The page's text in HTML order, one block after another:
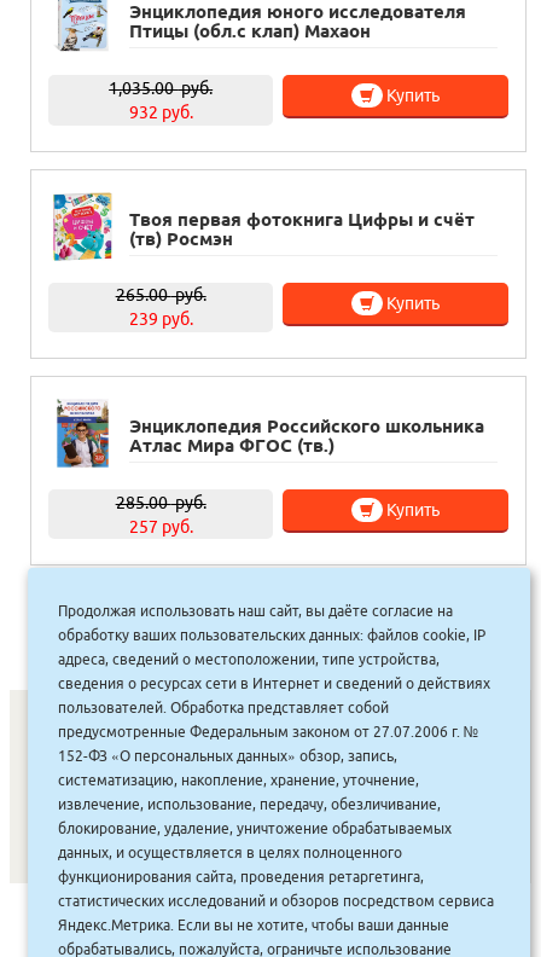
Энциклопедия юного исследователя
Птицы (обл.с клап) Махаон
1,035.00руб.
932 руб.
Купить
Твоя первая фотокнига Цифры и счёт
(тв) Росмэн
265.00руб.
239 руб.
Купить
Энциклопедия Российского школьника
Атлас Мира ФГОС (тв.)
285.00руб.
257 руб.
Купить
1 2 3 4 … 15 16 17 »
СОНУННАР|КОМПАНИЯ ТУҺУНАН| МАҔАҺЫЫННАР
АКЦИЯЛАР|ДИСКОНТНАЙ СИСТЕМА|ЮРИДИЧЕСКАЙ
ВАКАНСИЯЛАР|
САЙТ СОЗДАН:
. ИНФОРМАЦИОННЫЕ
ТЕХНОЛОГИИ
Продолжая использовать наш сайт, вы даёте согласие на
обработку ваших пользовательских данных: файлов cookie, IP
адреса, сведений о местоположении, типе устройства,
сведения о ресурсах сети в Интернет и сведений о действиях
пользователей. Обработка представляет собой
предусмотренные Федеральным законом от 27.07.2006 г. №
152-ФЗ «О персональных данных» обзор, запись,
систематизацию, накопление, хранение, уточнение,
извлечение, использование, передачу, обезличивание,
блокирование, удаление, уничтожение обрабатываемых
данных, и осуществляется в целях полноценного
функционирования сайта, проведения ретаргетинга,
статистических исследований и обзоров посредством сервиса
Яндекс.Метрика. Если вы не хотите, чтобы ваши данные
обрабатывались, пожалуйста, ограничьте использование